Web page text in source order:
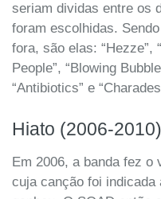
seriam dividas entre os
foram escolhidas.
fora, são elas: “Hezze”,
People”, “Blowing
“Antibiotics” e
Hiato (2006-2010)
Em 2006, a banda fez o
cuja canção foi indicada